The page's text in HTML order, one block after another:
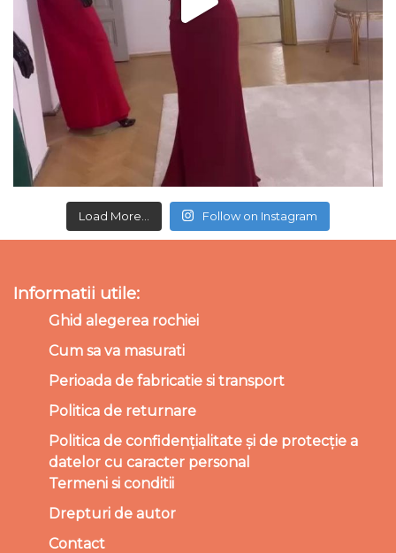
Load More... Follow on Instagram
Informatii utile:
Ghid alegerea rochiei
Cum sa va masurati
Perioada de fabricatie si transport
Politica de returnare
Politica de confidențialitate și de protecție a
datelor cu caracter personal
Termeni si conditii
Drepturi de autor
Contact